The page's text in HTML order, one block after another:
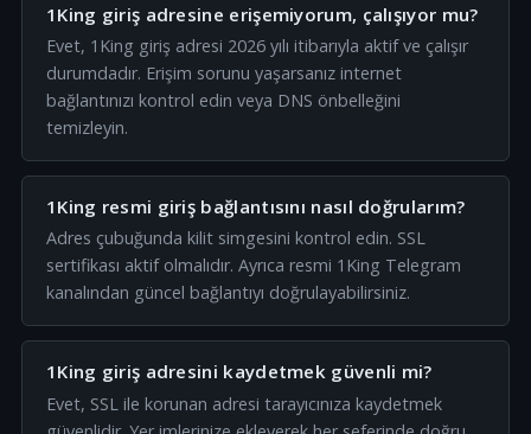
1King giriş adresine erişemiyorum, çalışıyor mu?
Evet, 1King giriş adresi 2026 yılı itibarıyla aktif ve çalışır
durumdadır. Erişim sorunu yaşarsanız internet
bağlantınızı kontrol edin veya DNS önbelleğini
temizleyin.
1King resmi giriş bağlantısını nasıl doğrularım?
Adres çubuğunda kilit simgesini kontrol edin. SSL
sertifikası aktif olmalıdır. Ayrıca resmi 1King Telegram
kanalından güncel bağlantıyı doğrulayabilirsiniz.
1King giriş adresini kaydetmek güvenli mi?
Evet, SSL ile korunan adresi tarayıcınıza kaydetmek